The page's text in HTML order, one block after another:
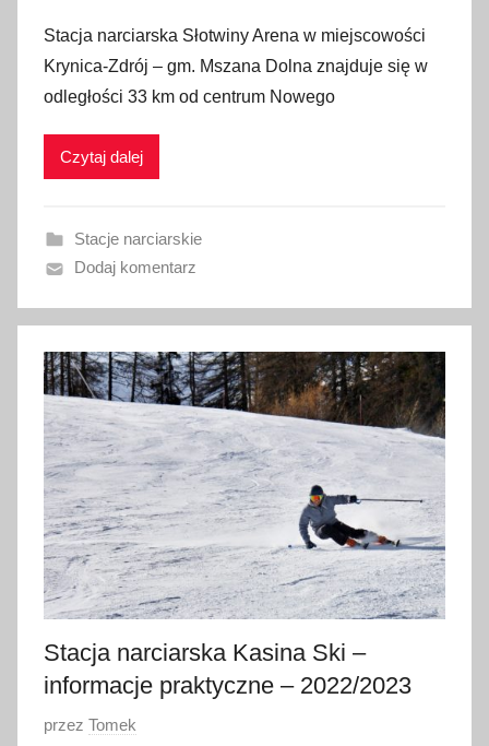
u
b
l
i
a
n
1
0
s
t
y
c
z
n
i
a
0
0
Stacja narciarska Słotwiny Arena w miejscowości
Krynica-Zdrój – gm. Mszana Dolna znajduje się w
odległości 33 km od centrum Nowego
Czytaj dalej
Stacje narciarskie
Dodaj komentarz
Stacja narciarska Kasina Ski –
informacje praktyczne – 2022/2023
O
przez Tomek